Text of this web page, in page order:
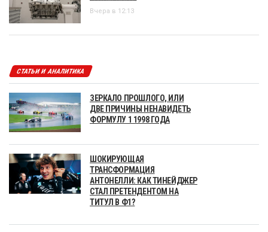
Вчера в 12:13
СТАТЬИ И АНАЛИТИКА
ЗЕРКАЛО ПРОШЛОГО, ИЛИ
ДВЕ ПРИЧИНЫ НЕНАВИДЕТЬ
ФОРМУЛУ 1 1998 ГОДА
ШОКИРУЮЩАЯ
ТРАНСФОРМАЦИЯ
АНТОНЕЛЛИ: КАК ТИНЕЙДЖЕР
СТАЛ ПРЕТЕНДЕНТОМ НА
ТИТУЛ В Ф1?